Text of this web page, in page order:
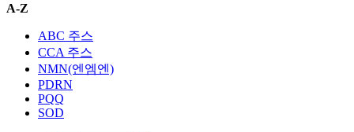
A-Z
ABC 주스
CCA 주스
NMN(엔엠엔)
PDRN
PQQ
SOD